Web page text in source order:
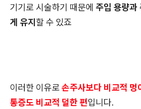
기기로 시술하기 때문에 주입 용량과
게 유지할 수 있죠
이러한 이유로손주사보다 비교적 멍
통증도 비교적 덜한 편입니다.